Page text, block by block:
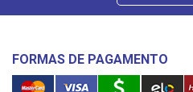
FORMAS DE PAGAMENTO